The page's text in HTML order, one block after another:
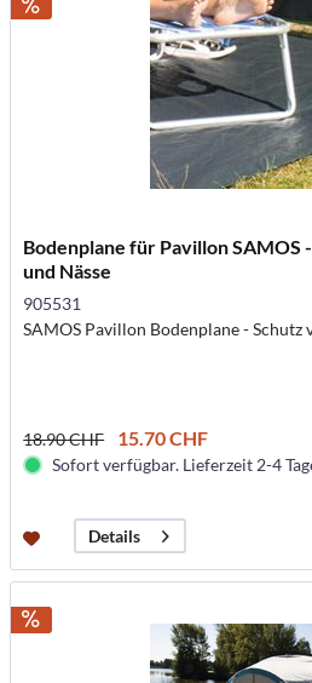
Bodenplane für Pavillon SAMOS
und Nässe
905531
SAMOS Pavillon Bodenplane - Schutz
18.90 CHF 15.70 CHF
Sofort verfügbar. Lieferzeit 2-4
Details